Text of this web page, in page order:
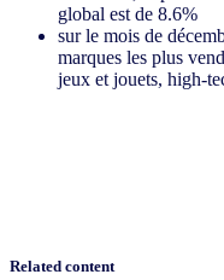
global est de 8.6%
sur le mois de
marques les plus
jeux et jouets, high-
Related content